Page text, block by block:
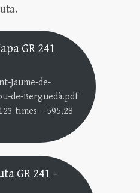
GR 241
Jaume-de-
de-Berguedà.pdf
times – 595,28
GR 241 -